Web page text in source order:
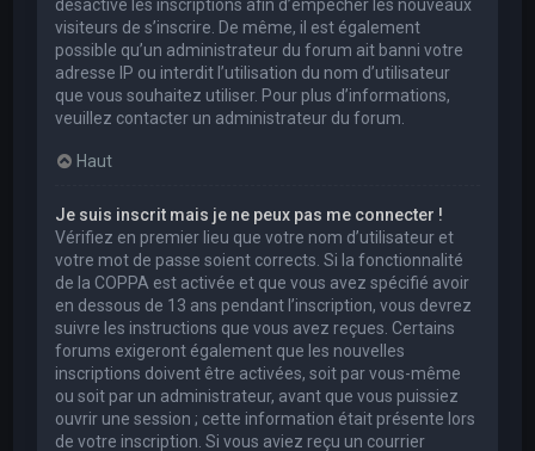
désactivé les inscriptions afin d’empêcher les nouveaux
visiteurs de s’inscrire. De même, il est également
possible qu’un administrateur du forum ait banni votre
adresse IP ou interdit l’utilisation du nom d’utilisateur
que vous souhaitez utiliser. Pour plus d’informations,
veuillez contacter un administrateur du forum.
Haut
Je suis inscrit mais je ne peux pas me connecter !
Vérifiez en premier lieu que votre nom d’utilisateur et
votre mot de passe soient corrects. Si la fonctionnalité
de la COPPA est activée et que vous avez spécifié avoir
en dessous de 13 ans pendant l’inscription, vous devrez
suivre les instructions que vous avez reçues. Certains
forums exigeront également que les nouvelles
inscriptions doivent être activées, soit par vous-même
ou soit par un administrateur, avant que vous puissiez
ouvrir une session ; cette information était présente lors
de votre inscription. Si vous aviez reçu un courrier